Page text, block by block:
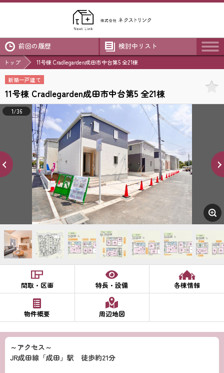
前回の履歴 検討中リスト
トップ 11号棟 Cradlegarden成田市中台第5 全21棟
新築一戸建て
11号棟 Cradlegarden成田市中台第5 全21棟
1/36
間取・区画 特長・設備 各棟情報
物件概要 周辺地図
～アクセス～
JR成田線「成田」駅 徒歩約21分